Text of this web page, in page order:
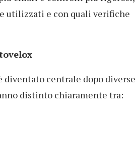
utilizzati e con quali verifiche
centrale dopo diverse
distinto chiaramente tra: